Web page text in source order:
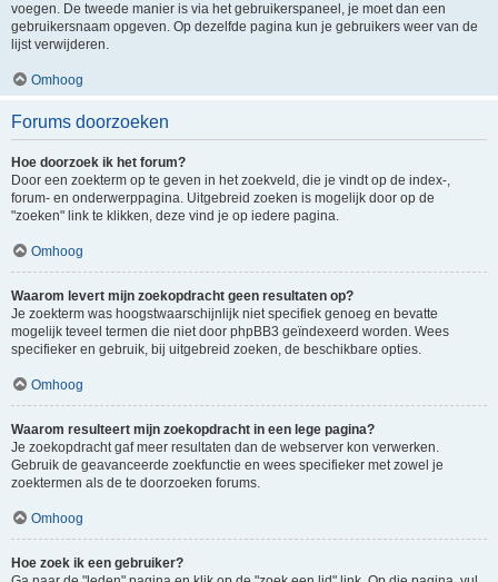
voegen. De tweede manier is via het gebruikerspaneel, je moet dan een
gebruikersnaam opgeven. Op dezelfde pagina kun je gebruikers weer van de
lijst verwijderen.
Omhoog
Forums doorzoeken
Hoe doorzoek ik het forum?
Door een zoekterm op te geven in het zoekveld, die je vindt op de index-,
forum- en onderwerppagina. Uitgebreid zoeken is mogelijk door op de
"zoeken" link te klikken, deze vind je op iedere pagina.
Omhoog
Waarom levert mijn zoekopdracht geen resultaten op?
Je zoekterm was hoogstwaarschijnlijk niet specifiek genoeg en bevatte
mogelijk teveel termen die niet door phpBB3 geïndexeerd worden. Wees
specifieker en gebruik, bij uitgebreid zoeken, de beschikbare opties.
Omhoog
Waarom resulteert mijn zoekopdracht in een lege pagina?
Je zoekopdracht gaf meer resultaten dan de webserver kon verwerken.
Gebruik de geavanceerde zoekfunctie en wees specifieker met zowel je
zoektermen als de te doorzoeken forums.
Omhoog
Hoe zoek ik een gebruiker?